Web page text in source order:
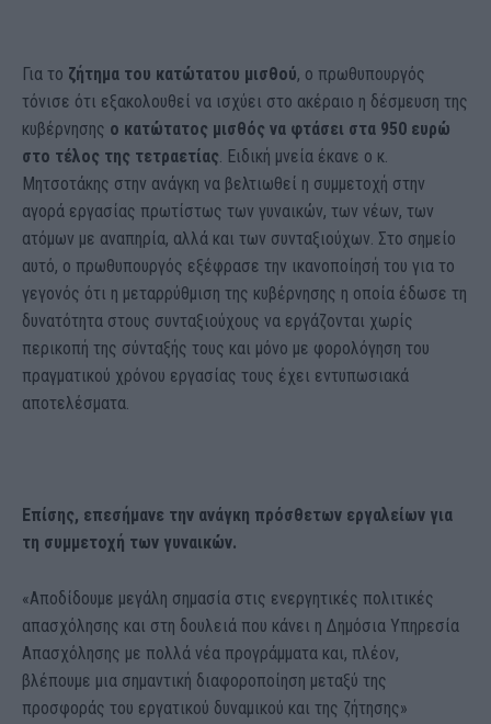
Για το ζήτημα του κατώτατου μισθού, ο πρωθυπουργός
τόνισε ότι εξακολουθεί να ισχύει στο ακέραιο η δέσμευση της
κυβέρνησης ο κατώτατος μισθός να φτάσει στα 950 ευρώ
στο τέλος της τετραετίας. Ειδική μνεία έκανε ο κ.
Μητσοτάκης στην ανάγκη να βελτιωθεί η συμμετοχή στην
αγορά εργασίας πρωτίστως των γυναικών, των νέων, των
ατόμων με αναπηρία, αλλά και των συνταξιούχων. Στο σημείο
αυτό, ο πρωθυπουργός εξέφρασε την ικανοποίησή του για το
γεγονός ότι η μεταρρύθμιση της κυβέρνησης η οποία έδωσε τη
δυνατότητα στους συνταξιούχους να εργάζονται χωρίς
περικοπή της σύνταξής τους και μόνο με φορολόγηση του
πραγματικού χρόνου εργασίας τους έχει εντυπωσιακά
αποτελέσματα.
Επίσης, επεσήμανε την ανάγκη πρόσθετων εργαλείων για
τη συμμετοχή των γυναικών.
«Αποδίδουμε μεγάλη σημασία στις ενεργητικές πολιτικές
απασχόλησης και στη δουλειά που κάνει η Δημόσια Υπηρεσία
Απασχόλησης με πολλά νέα προγράμματα και, πλέον,
βλέπουμε μια σημαντική διαφοροποίηση μεταξύ της
προσφοράς του εργατικού δυναμικού και της ζήτησης»